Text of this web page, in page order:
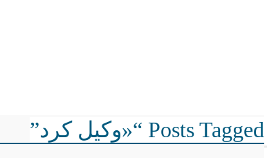
Posts Tagged “«وکیل کرد”